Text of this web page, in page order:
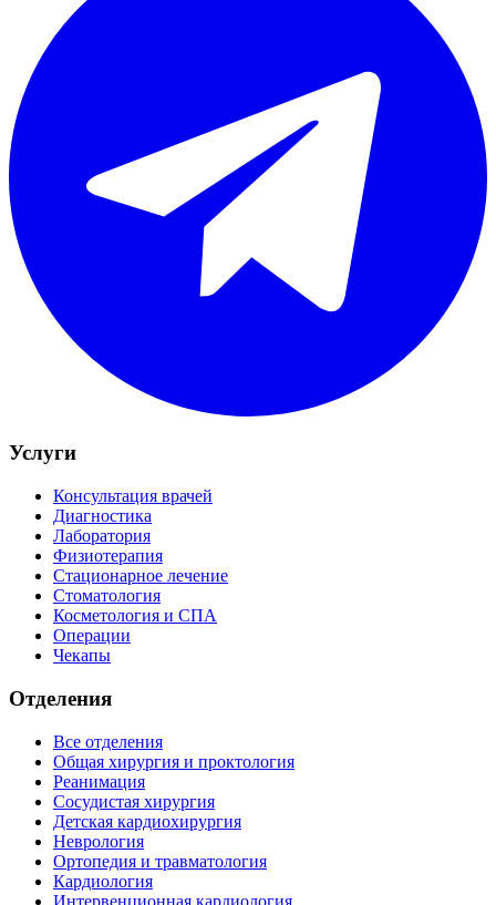
Услуги
Консультация врачей
Диагностика
Лаборатория
Физиотерапия
Стационарное лечение
Стоматология
Косметология и СПА
Операции
Чекапы
Отделения
Все отделения
Общая хирургия и проктология
Реанимация
Сосудистая хирургия
Детская кардиохирургия
Неврология
Ортопедия и травматология
Кардиология
Интервенционная кардиология